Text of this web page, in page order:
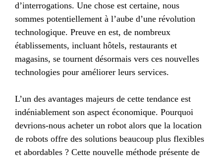
d’interrogations. Une chose est certaine, nous
sommes potentiellement à l’aube d’une révolution
technologique. Preuve en est, de nombreux
établissements, incluant hôtels, restaurants et
magasins, se tournent désormais vers ces nouvelles
technologies pour améliorer leurs services.
L’un des avantages majeurs de cette tendance est
indéniablement son aspect économique. Pourquoi
devrions-nous acheter un robot alors que la location
de robots offre des solutions beaucoup plus flexibles
et abordables ? Cette nouvelle méthode présente de